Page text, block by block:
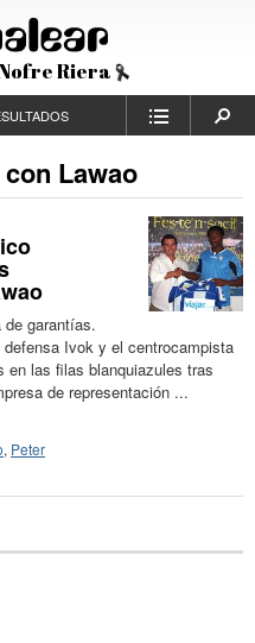
Riera
Lawao
garantías.
Ivok y el centrocampista
en las filas blanquiazules tras
de representación ...
, Peter